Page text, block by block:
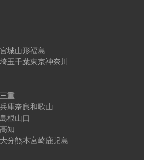
宮城山形福島
埼玉千葉東京神奈川
三重
兵庫奈良和歌山
島根山口
高知
大分熊本宮崎鹿児島